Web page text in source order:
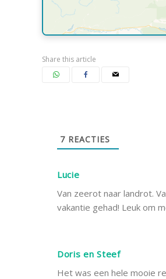
Share this article
7 REACTIES
Lucie
Van zeerot naar landrot.
vakantie gehad! Leuk om
Doris en Steef
Het was een hele mooie